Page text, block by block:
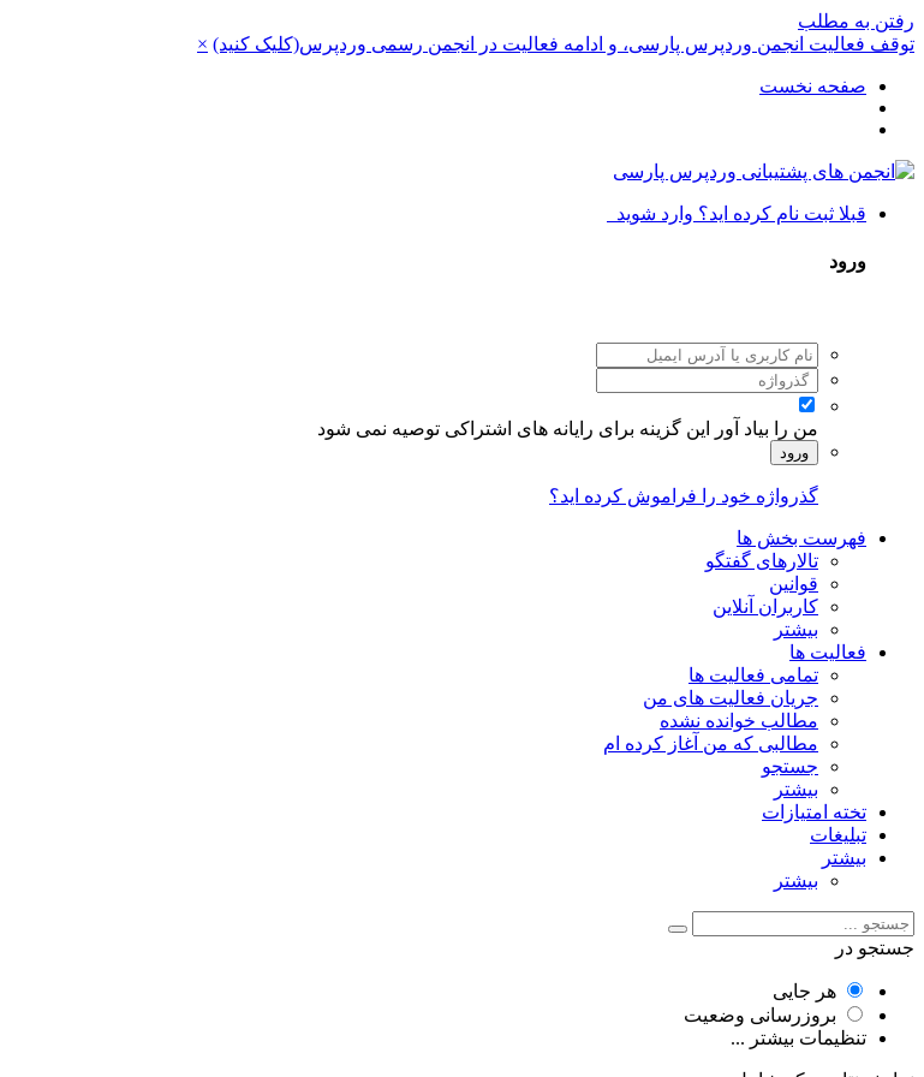
رفتن به مطلب
توقف فعالیت انجمن وردپرس پارسی، و ادامه فعالیت در انجمن رسمی وردپرس(کلیک کنید) ×
صفحه نخست
قبلا ثبت نام کرده اید؟ وارد شوید
ورود
من را بیاد آور این گزینه برای رایانه های اشتراکی توصیه نمی شود
ورود
گذرواژه خود را فراموش کرده اید؟
فهرست بخش ها
تالارهای گفتگو
قوانین
کاربران آنلاین
بیشتر
فعالیت ها
تمامی فعالیت ها
جریان فعالیت های من
مطالب خوانده نشده
مطالبی که من آغاز کرده ام
جستجو
بیشتر
تخته امتیازات
تبلیغات
بیشتر
بیشتر
جستجو در
هر جایی
بروزرسانی وضعیت
تنظیمات بیشتر ...